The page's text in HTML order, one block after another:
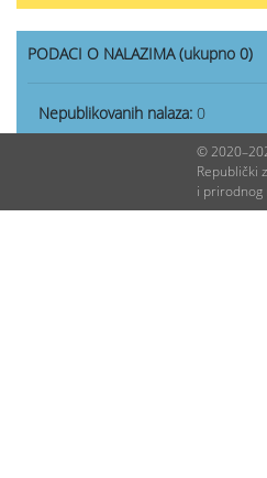
PODACI O NALAZIMA (ukupno 0)
Nepublikovanih nalaza: 0
©
Republički
i prirodnog